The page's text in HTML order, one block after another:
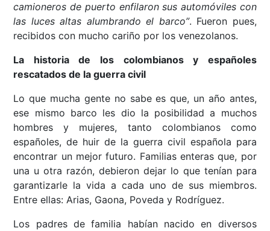
camioneros de puerto enfilaron sus automóviles con
las luces altas alumbrando el barco”. Fueron pues,
recibidos con mucho cariño por los venezolanos.
La historia de los colombianos y españoles
rescatados de la guerra civil
Lo que mucha gente no sabe es que, un año antes,
ese mismo barco les dio la posibilidad a muchos
hombres y mujeres, tanto colombianos como
españoles, de huir de la guerra civil española para
encontrar un mejor futuro. Familias enteras que, por
una u otra razón, debieron dejar lo que tenían para
garantizarle la vida a cada uno de sus miembros.
Entre ellas: Arias, Gaona, Poveda y Rodríguez.
Los padres de familia habían nacido en diversos